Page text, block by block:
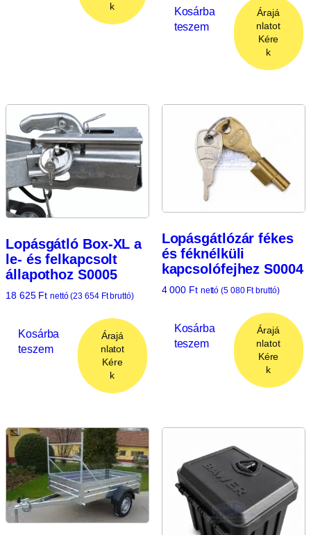
k
Kosárba
teszem
Árajá
nlatot
Kére
k
Lopásgátló Box-XL a
le- és felkapcsolt
állapothoz S0005
18 625 Ft nettó (23 654 Ftbruttó)
Kosárba
teszem
Árajá
nlatot
Kére
k
Lopásgátlózár fékes
és féknélküli
kapcsolófejhez S0004
4 000 Ft nettó (5 080 Ftbruttó)
Kosárba
teszem
Árajá
nlatot
Kére
k